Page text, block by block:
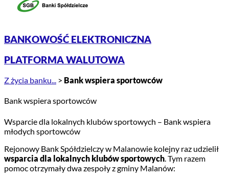
BANKOWOŚĆ ELEKTRONICZNA
PLATFORMA WALUTOWA
Z życia banku... > Bank wspiera sportowców
Bank wspiera sportowców
Wsparcie dla lokalnych klubów sportowych – Bank wspiera
młodych sportowców
Rejonowy Bank Spółdzielczy w Malanowie kolejny raz udzielił
wsparcia dla lokalnych klubów sportowych . Tym razem
pomoc otrzymały dwa zespoły z gminy Malanów: